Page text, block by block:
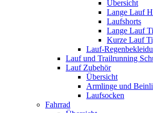
Übersicht
Lange Lauf
Laufshorts
Lange Lauf
Kurze Lauf
Lauf-
Lauf und Trailrunning
Lauf Zubehör
Übersicht
Armlinge und
Laufsocken
Fahrrad